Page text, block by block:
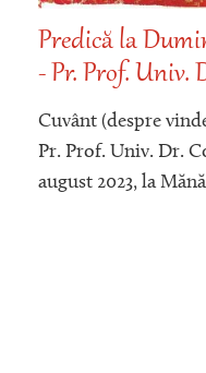
Predică la
- Pr. Prof. Univ.
Cuvânt (despre
Pr. Prof. Univ. Dr.
august 2023, la